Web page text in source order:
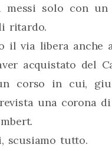
messi solo con un
ritardo.
il via libera anche
acquistato del
corso in cui,
una corona di
scusiamo tutto.